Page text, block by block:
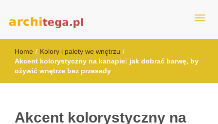
architega.pl
Home / Kolory i palety we wnętrzu /
Akcent kolorystyczny na kanapie: jak dobrać barwę, by
ożywić wnętrze bez przesady
Akcent kolorystyczny na